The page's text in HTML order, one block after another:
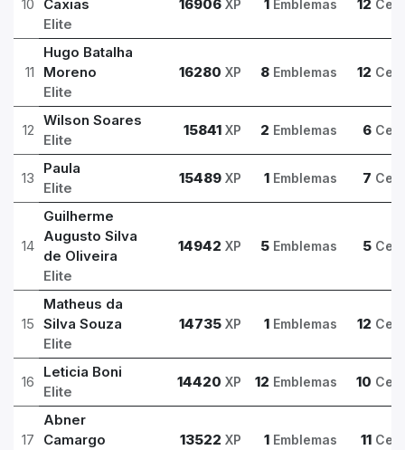
10
Caxias
Elite
16906 XP 1 Emblemas 12
11
Hugo Batalha
Moreno
Elite
16280 XP 8 Emblemas 12
12
Wilson Soares
Elite
15841 XP 2 Emblemas 6
13
Paula
Elite
15489 XP 1 Emblemas 7
14
Guilherme
Augusto Silva
de Oliveira
Elite
14942 XP 5 Emblemas 5
15
Matheus da
Silva Souza
Elite
14735 XP 1 Emblemas 12
16
Leticia Boni
Elite
14420 XP 12 Emblemas 10
17
Abner
Camargo
13522 XP 1 Emblemas 11